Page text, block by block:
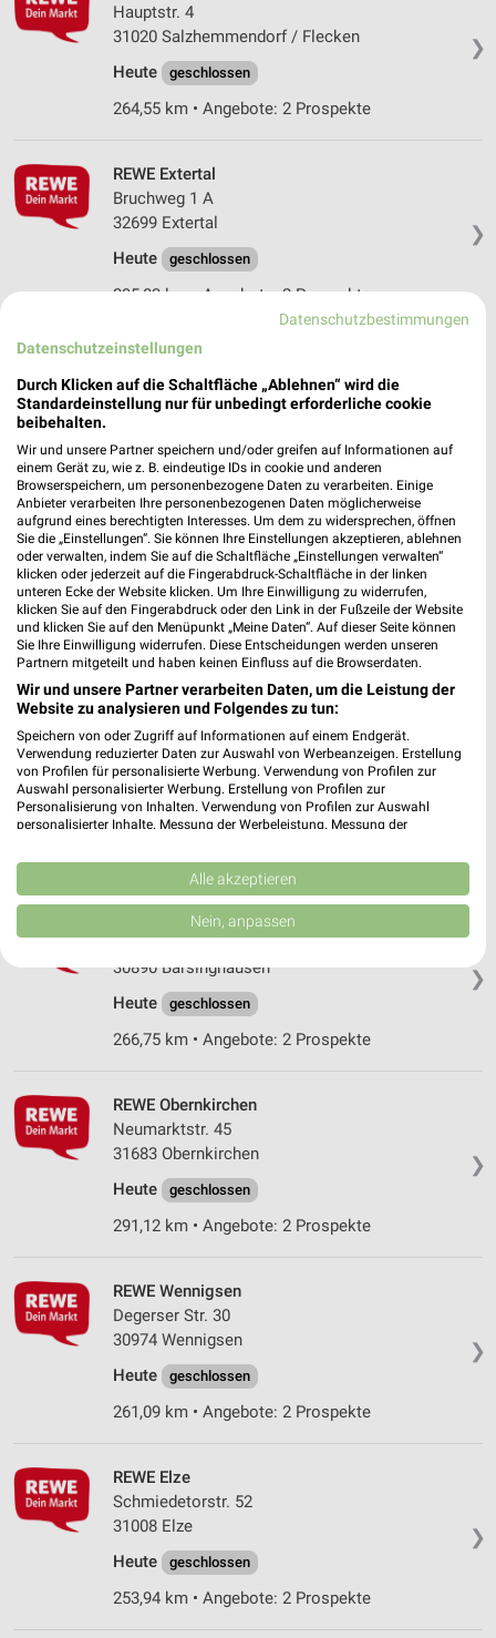
❯
Hauptstr. 4
31020 Salzhemmendorf / Flecken
Heute
geschlossen
264,55 km • Angebote: 2 Prospekte
❯
REWE Extertal
Bruchweg 1 A
32699 Extertal
Heute
geschlossen
295,83 km • Angebote: 2 Prospekte
REWE Bodenwerder
Ernst-Reuter-Str. 8
37619 Bodenwerder
Heute geschlossen
272,07 km • Angebote: 2 Prospekte
REWE Lügde
Kreuzstr. 1
32676 Lügde
Heute geschlossen
289,76 km • Angebote: 2 Prospekte
REWE Springe / Eldagsen
Am Pfingstanger 13
31832 Springe / Eldagsen
Heute geschlossen
❯
REWE Barsinghausen
Reihekamp 12
30890 Barsinghausen
Heute
geschlossen
266,75 km • Angebote: 2 Prospekte
❯
REWE Obernkirchen
Neumarktstr. 45
31683 Obernkirchen
Heute
geschlossen
291,12 km • Angebote: 2 Prospekte
❯
REWE Wennigsen
Degerser Str. 30
30974 Wennigsen
Heute
geschlossen
261,09 km • Angebote: 2 Prospekte
❯
REWE Elze
Schmiedetorstr. 52
31008 Elze
Heute
geschlossen
253,94 km • Angebote: 2 Prospekte
Datenschutzbestimmungen
Datenschutzeinstellungen
Durch Klicken auf die Schaltfläche „Ablehnen“ wird die
Standardeinstellung nur für unbedingt erforderliche cookie
beibehalten.
Wir und unsere Partner speichern und/oder greifen auf Informationen auf
einem Gerät zu, wie z. B. eindeutige IDs in cookie und anderen
Browserspeichern, um personenbezogene Daten zu verarbeiten. Einige
Anbieter verarbeiten Ihre personenbezogenen Daten möglicherweise
aufgrund eines berechtigten Interesses. Um dem zu widersprechen, öffnen
Sie die „Einstellungen“. Sie können Ihre Einstellungen akzeptieren, ablehnen
oder verwalten, indem Sie auf die Schaltfläche „Einstellungen verwalten“
klicken oder jederzeit auf die Fingerabdruck-Schaltfläche in der linken
unteren Ecke der Website klicken. Um Ihre Einwilligung zu widerrufen,
klicken Sie auf den Fingerabdruck oder den Link in der Fußzeile der Website
und klicken Sie auf den Menüpunkt „Meine Daten“. Auf dieser Seite können
Sie Ihre Einwilligung widerrufen. Diese Entscheidungen werden unseren
Partnern mitgeteilt und haben keinen Einfluss auf die Browserdaten.
Wir und unsere Partner verarbeiten Daten, um die Leistung der
Website zu analysieren und Folgendes zu tun:
Speichern von oder Zugriff auf Informationen auf einem Endgerät.
Verwendung reduzierter Daten zur Auswahl von Werbeanzeigen. Erstellung
von Profilen für personalisierte Werbung. Verwendung von Profilen zur
Auswahl personalisierter Werbung. Erstellung von Profilen zur
Personalisierung von Inhalten. Verwendung von Profilen zur Auswahl
personalisierter Inhalte. Messung der Werbeleistung. Messung der
Kombinationen von Daten aus verschiedenen Quellen. Entwicklung und
Verbesserung der Angebote. Verwendung reduzierter Daten zur Auswahl
von Inhalten.
Daten können außerhalb der Europäischen Union weitergegeben und in die
Website/App.
Partnerliste anzeigen (1 IAB-Anbieter)
Wir nutzen Ihre Daten für folgende Zwecke:
Speichern von oder Zugriff auf Informationen
auf einem Endgerät
Verwendung reduzierter Daten zur Auswahl von
Erstellung von Profilen für personalisierte
Verwendung von Profilen zur Auswahl
personalisierter Werbung
Erstellung von Profilen zur Personalisierung
von Inhalten
Verwendung von Profilen zur Auswahl
Messung der Werbeleistung
Messung der Performance von Inhalten
Analyse von Zielgruppen durch Statistiken oder
Kombinationen von Daten aus verschiedenen
Alle akzeptieren
Nein, anpassen